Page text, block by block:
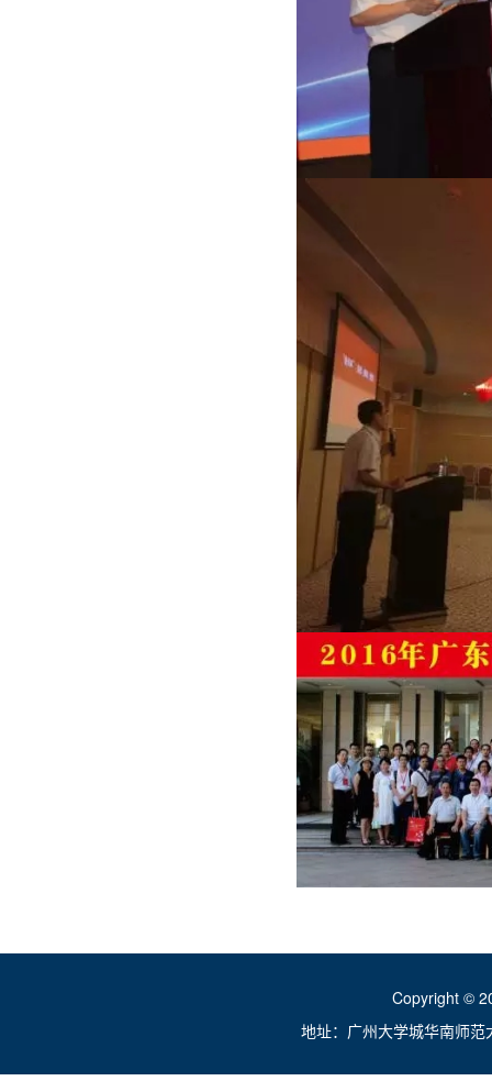
Copyright ©
地址：广州大学城华南